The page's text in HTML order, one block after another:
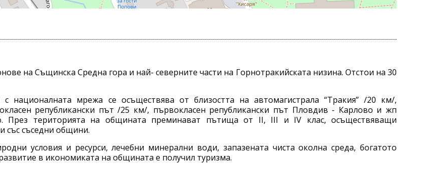
на Същинска Средна гора и най- северните части на Горнотракийската низина. Oтстои на 30
националната мрежа се осъществява от близостта на автомагистрала “Тракия” /20 км/,
републикански път /25 км/, първокласен републикански път Пловдив - Карлово и жп
територията на общината преминават пътища от ІІ, ІІІ и ІV клас, осъществяващи
със съседни общини.
условия и ресурси, лечебни минерални води, запазената чиста околна среда, богатото
в икономиката на общината е получил туризма.